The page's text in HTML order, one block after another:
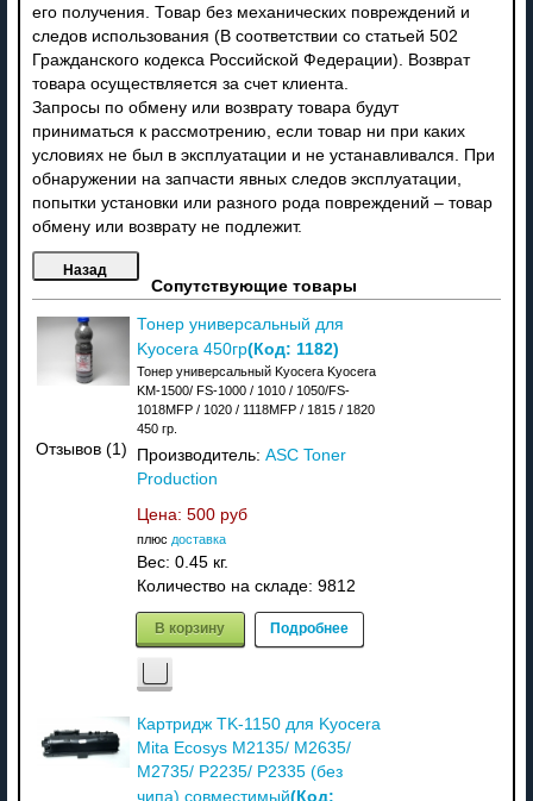
его получения. Товар без механических повреждений и
следов использования (В соответствии со статьей 502
Гражданского кодекса Российской Федерации). Возврат
товара осуществляется за счет клиента.
Запросы по обмену или возврату товара будут
приниматься к рассмотрению, если товар ни при каких
условиях не был в эксплуатации и не устанавливался. При
обнаружении на запчасти явных следов эксплуатации,
попытки установки или разного рода повреждений – товар
обмену или возврату не подлежит.
Сопутствующие товары
Отзывов (1)
Тонер универсальный для
Kyocera 450гр(Код: 1182)
Тонер универсальный Kyocera Kyocera
KM-1500/ FS-1000 / 1010 / 1050/FS-
1018MFP / 1020 / 1118MFP / 1815 / 1820
450 гр.
Производитель: ASC Toner
Production
Цена: 500 руб
плюс доставка
Вес: 0.45 кг.
Количество на складе: 9812
В корзину Подробнее
Картридж TK-1150 для Kyocera
Mita Ecosys M2135/ M2635/
M2735/ P2235/ P2335 (без
чипа) совместимый(Код: